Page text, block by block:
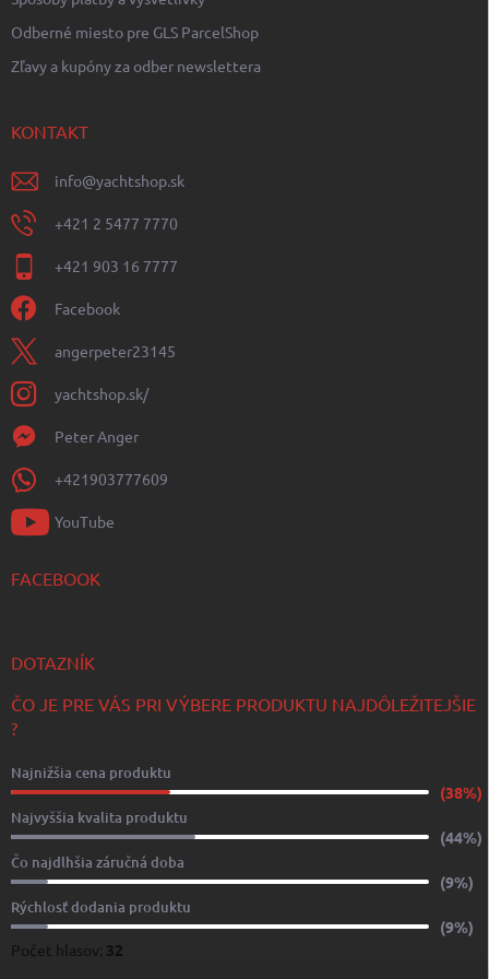
Odberné miesto pre GLS ParcelShop
Zľavy a kupóny za odber newslettera
KONTAKT
info@yachtshop.sk
+421 2 5477 7770
+421 903 16 7777
Facebook
angerpeter23145
yachtshop.sk/
Peter Anger
+421903777609
YouTube
FACEBOOK
DOTAZNÍK
ČO JE PRE VÁS PRI VÝBERE PRODUKTU NAJDÔLEŽITEJŠIE
?
Najnižšia cena produktu
(38%)
Najvyššia kvalita produktu
(44%)
Čo najdlhšia záručná doba
(9%)
Rýchlosť dodania produktu
(9%)
Počet hlasov: 32